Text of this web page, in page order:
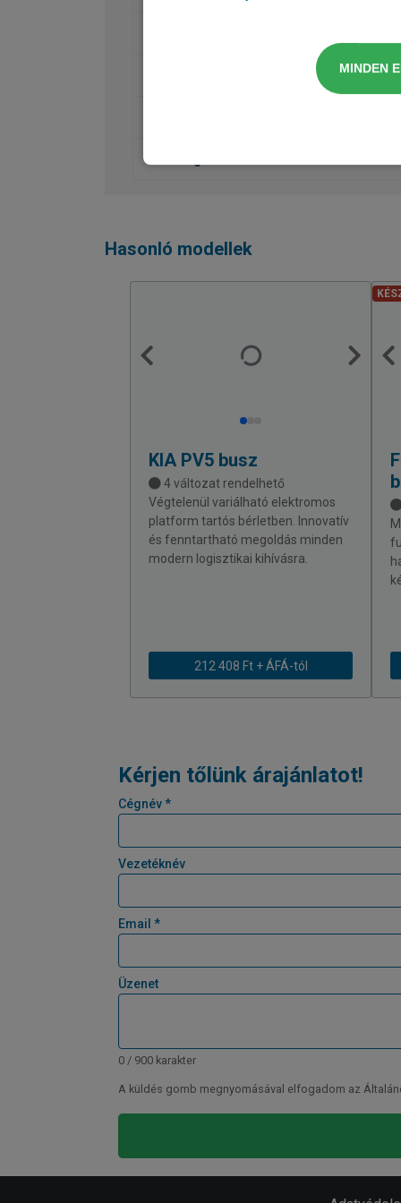
MINDEN
Hasonló modellek
KIA PV5 busz
4 változat rendelhető
Végtelenül variálható elektromos
platform tartós bérletben. Innovatív
és fenntartható megoldás minden
modern logisztikai kihívásra.
212 408 Ft + ÁFÁ-tól
Kérjen tőlünk árajánlatot!
Cégnév *
Vezetéknév
Email *
Üzenet
0 / 900 karakter
A küldés gomb megnyomásával elfogadom az